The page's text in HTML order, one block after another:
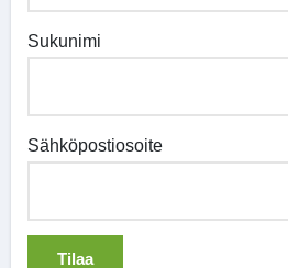
Sukunimi
Sähköpostiosoite